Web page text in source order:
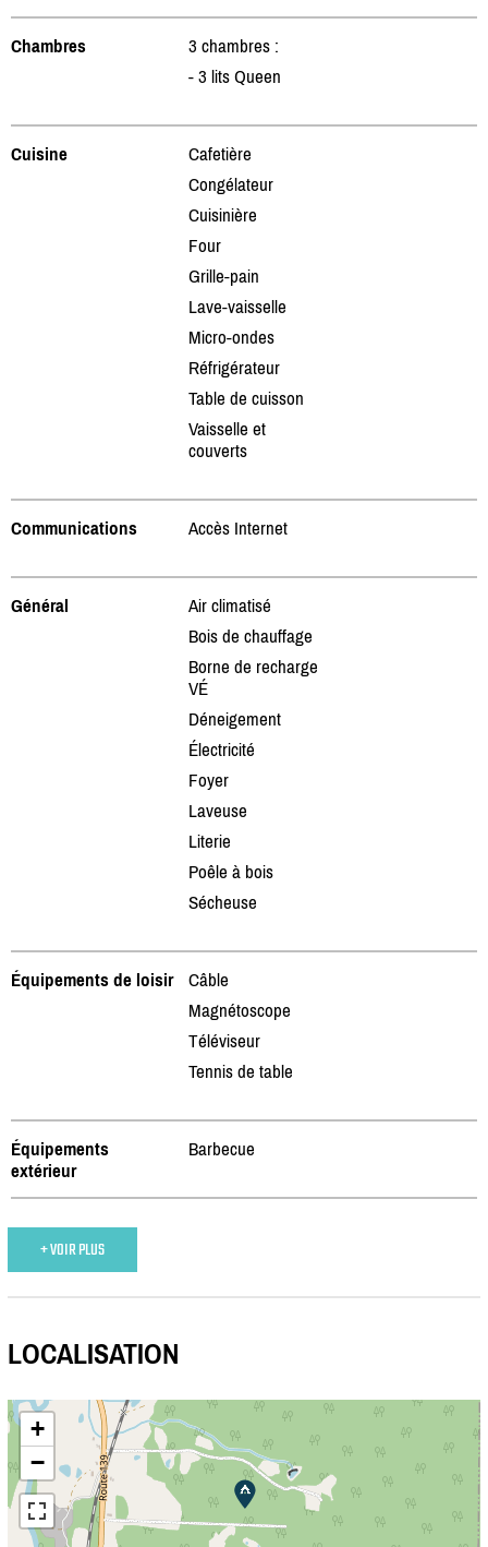
Chambres
3 chambres :
- 3 lits Queen
Cuisine
Cafetière
Congélateur
Cuisinière
Four
Grille-pain
Lave-vaisselle
Micro-ondes
Réfrigérateur
Table de cuisson
Vaisselle et
couverts
Communications Accès Internet
Général
Air climatisé
Bois de chauffage
Borne de recharge
VÉ
Déneigement
Électricité
Foyer
Laveuse
Literie
Poêle à bois
Sécheuse
Équipements de loisir
Câble
Magnétoscope
Téléviseur
Tennis de table
Équipements
extérieur
Barbecue
+ VOIR PLUS
LOCALISATION
+
−